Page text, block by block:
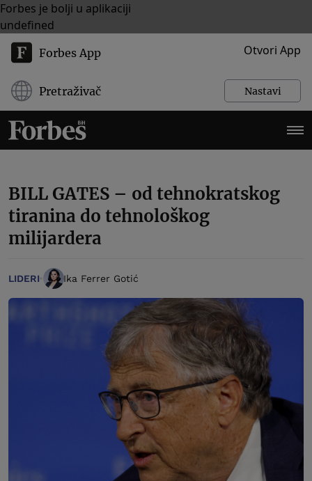
Forbes je bolji u aplikaciji
undefined
Forbes App Otvori App
Pretraživač Nastavi
BILL GATES – od tehnokratskog
tiranina do tehnološkog
milijardera
LIDERI Ika Ferrer Gotić